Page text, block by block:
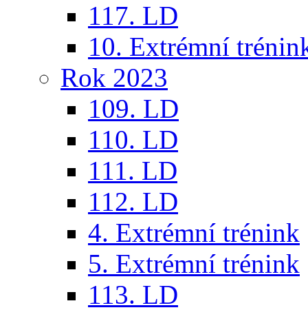
117. LD
10. Extrémní
Rok 2023
109. LD
110. LD
111. LD
112. LD
4. Extrémní trénink
5. Extrémní trénink
113. LD